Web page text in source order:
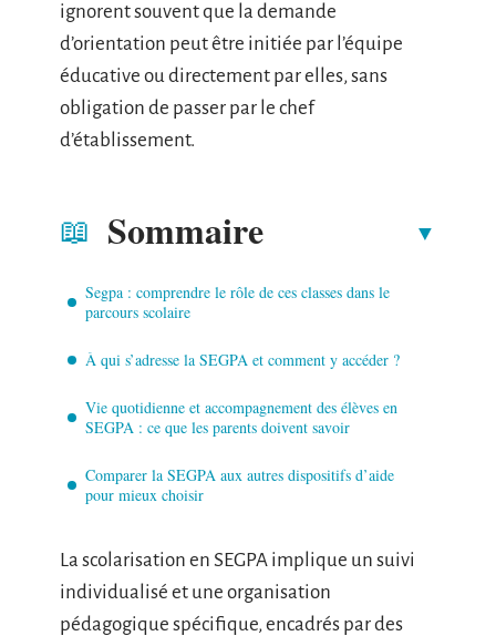
ignorent souvent que la demande
d’orientation peut être initiée par l’équipe
éducative ou directement par elles, sans
obligation de passer par le chef
d’établissement.
Sommaire
Segpa : comprendre le rôle de ces classes dans le
parcours scolaire
À qui s’adresse la SEGPA et comment y accéder ?
Vie quotidienne et accompagnement des élèves en
SEGPA : ce que les parents doivent savoir
Comparer la SEGPA aux autres dispositifs d’aide
pour mieux choisir
La scolarisation en SEGPA implique un suivi
individualisé et une organisation
pédagogique spécifique, encadrés par des